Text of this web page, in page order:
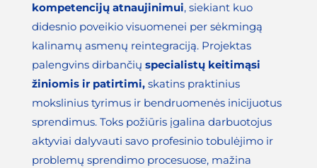
kompetencijų atnaujinimui, siekiant kuo
didesnio poveikio visuomenei per sėkmingą
kalinamų asmenų reintegraciją. Projektas
palengvins dirbančių specialistų keitimąsi
žiniomis ir patirtimi, skatins praktinius
mokslinius tyrimus ir bendruomenės inicijuotus
sprendimus. Toks požiūris įgalina darbuotojus
aktyviai dalyvauti savo profesinio tobulėjimo ir
problemų sprendimo procesuose, mažina